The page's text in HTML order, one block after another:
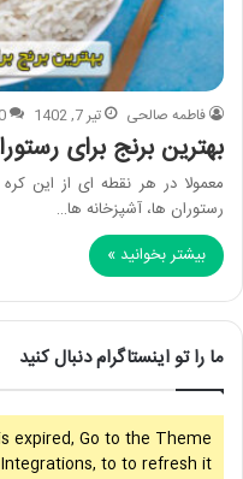
فاطمه صالحی تیر 7, 1402 0
بهترین برنج برای
معمولا در هر نقطه ای از این
رستوران ها، آشپزخانه ها…
بیشتر بخوانید »
ما را تو اینستاگرام دنبال کنید
expired, Go to the Theme
to to refresh it.